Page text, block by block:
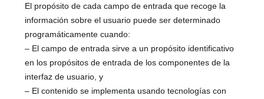
El propósito de cada campo de entrada que recoge la
información sobre el usuario puede ser determinado
programáticamente cuando:
– El campo de entrada sirve a un propósito identificativo
en los propósitos de entrada de los componentes de la
interfaz de usuario, y
– El contenido se implementa usando tecnologías con